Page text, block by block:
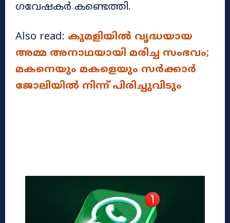
ഗവേഷകർ കണ്ടെത്തി.
Also read: കുമളിയിൽ വൃദ്ധയായ
അമ്മ അനാഥയായി മരിച്ച സംഭവം;
മകനെയും മകളെയും സർക്കാർ
ജോലിയിൽ നിന്ന് പിരിച്ചുവിടും